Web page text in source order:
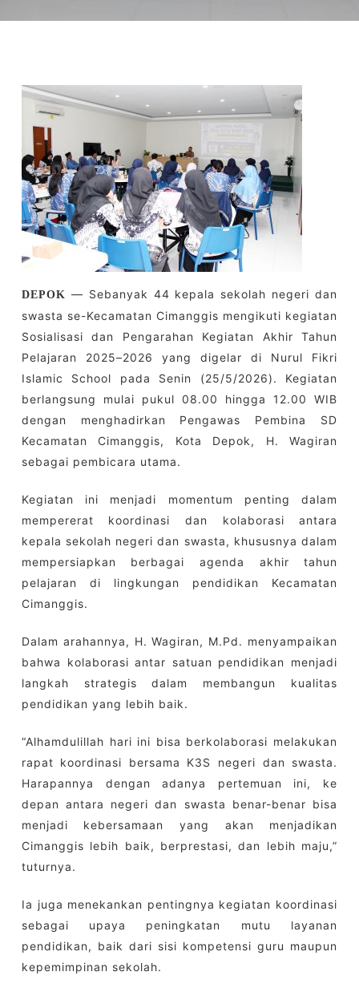
DEPOK — Sebanyak 44 kepala sekolah negeri dan
swasta se-Kecamatan Cimanggis mengikuti kegiatan
Sosialisasi dan Pengarahan Kegiatan Akhir Tahun
Pelajaran 2025–2026 yang digelar di Nurul Fikri
Islamic School pada Senin (25/5/2026). Kegiatan
berlangsung mulai pukul 08.00 hingga 12.00 WIB
dengan menghadirkan Pengawas Pembina SD
Kecamatan Cimanggis, Kota Depok, H. Wagiran
sebagai pembicara utama.
Kegiatan ini menjadi momentum penting dalam
mempererat koordinasi dan kolaborasi antara
kepala sekolah negeri dan swasta, khususnya dalam
mempersiapkan berbagai agenda akhir tahun
pelajaran di lingkungan pendidikan Kecamatan
Cimanggis.
Dalam arahannya, H. Wagiran, M.Pd. menyampaikan
bahwa kolaborasi antar satuan pendidikan menjadi
langkah strategis dalam membangun kualitas
pendidikan yang lebih baik.
“Alhamdulillah hari ini bisa berkolaborasi melakukan
rapat koordinasi bersama K3S negeri dan swasta.
Harapannya dengan adanya pertemuan ini, ke
depan antara negeri dan swasta benar-benar bisa
menjadi kebersamaan yang akan menjadikan
Cimanggis lebih baik, berprestasi, dan lebih maju,”
tuturnya.
Ia juga menekankan pentingnya kegiatan koordinasi
sebagai upaya peningkatan mutu layanan
pendidikan, baik dari sisi kompetensi guru maupun
kepemimpinan sekolah.